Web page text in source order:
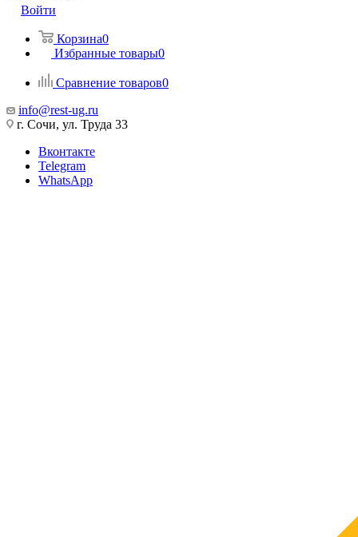
Войти
Корзина0
Избранные товары0
Сравнение товаров0
info@rest-ug.ru
г. Сочи, ул. Труда 33
Вконтакте
Telegram
WhatsApp